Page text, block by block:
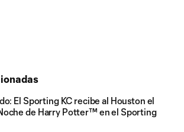
El Sporting KC recibe al Houston el
de Harry Potter™ en el Sporting